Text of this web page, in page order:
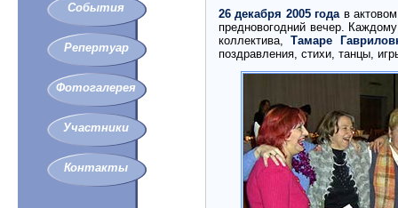
События
Репертуар
Фотогалерея
Участники
Контакты
26 декабря 2005 годав актовом
предновогодний вечер.
коллектива,Тамаре
поздравления, стихи, танцы,